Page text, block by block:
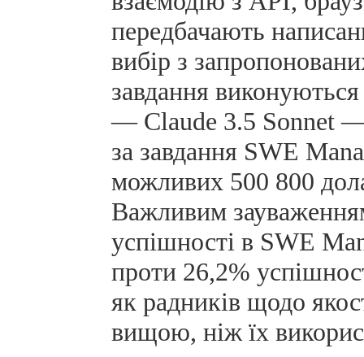
передбачають
вибір з
завдання
— Claude 3.5 Sonnet —
за завдання SWE
можливих 500 800
Важливим
успішності в SWE
проти 26,2%
як радників щодо
вищою, ніж їх